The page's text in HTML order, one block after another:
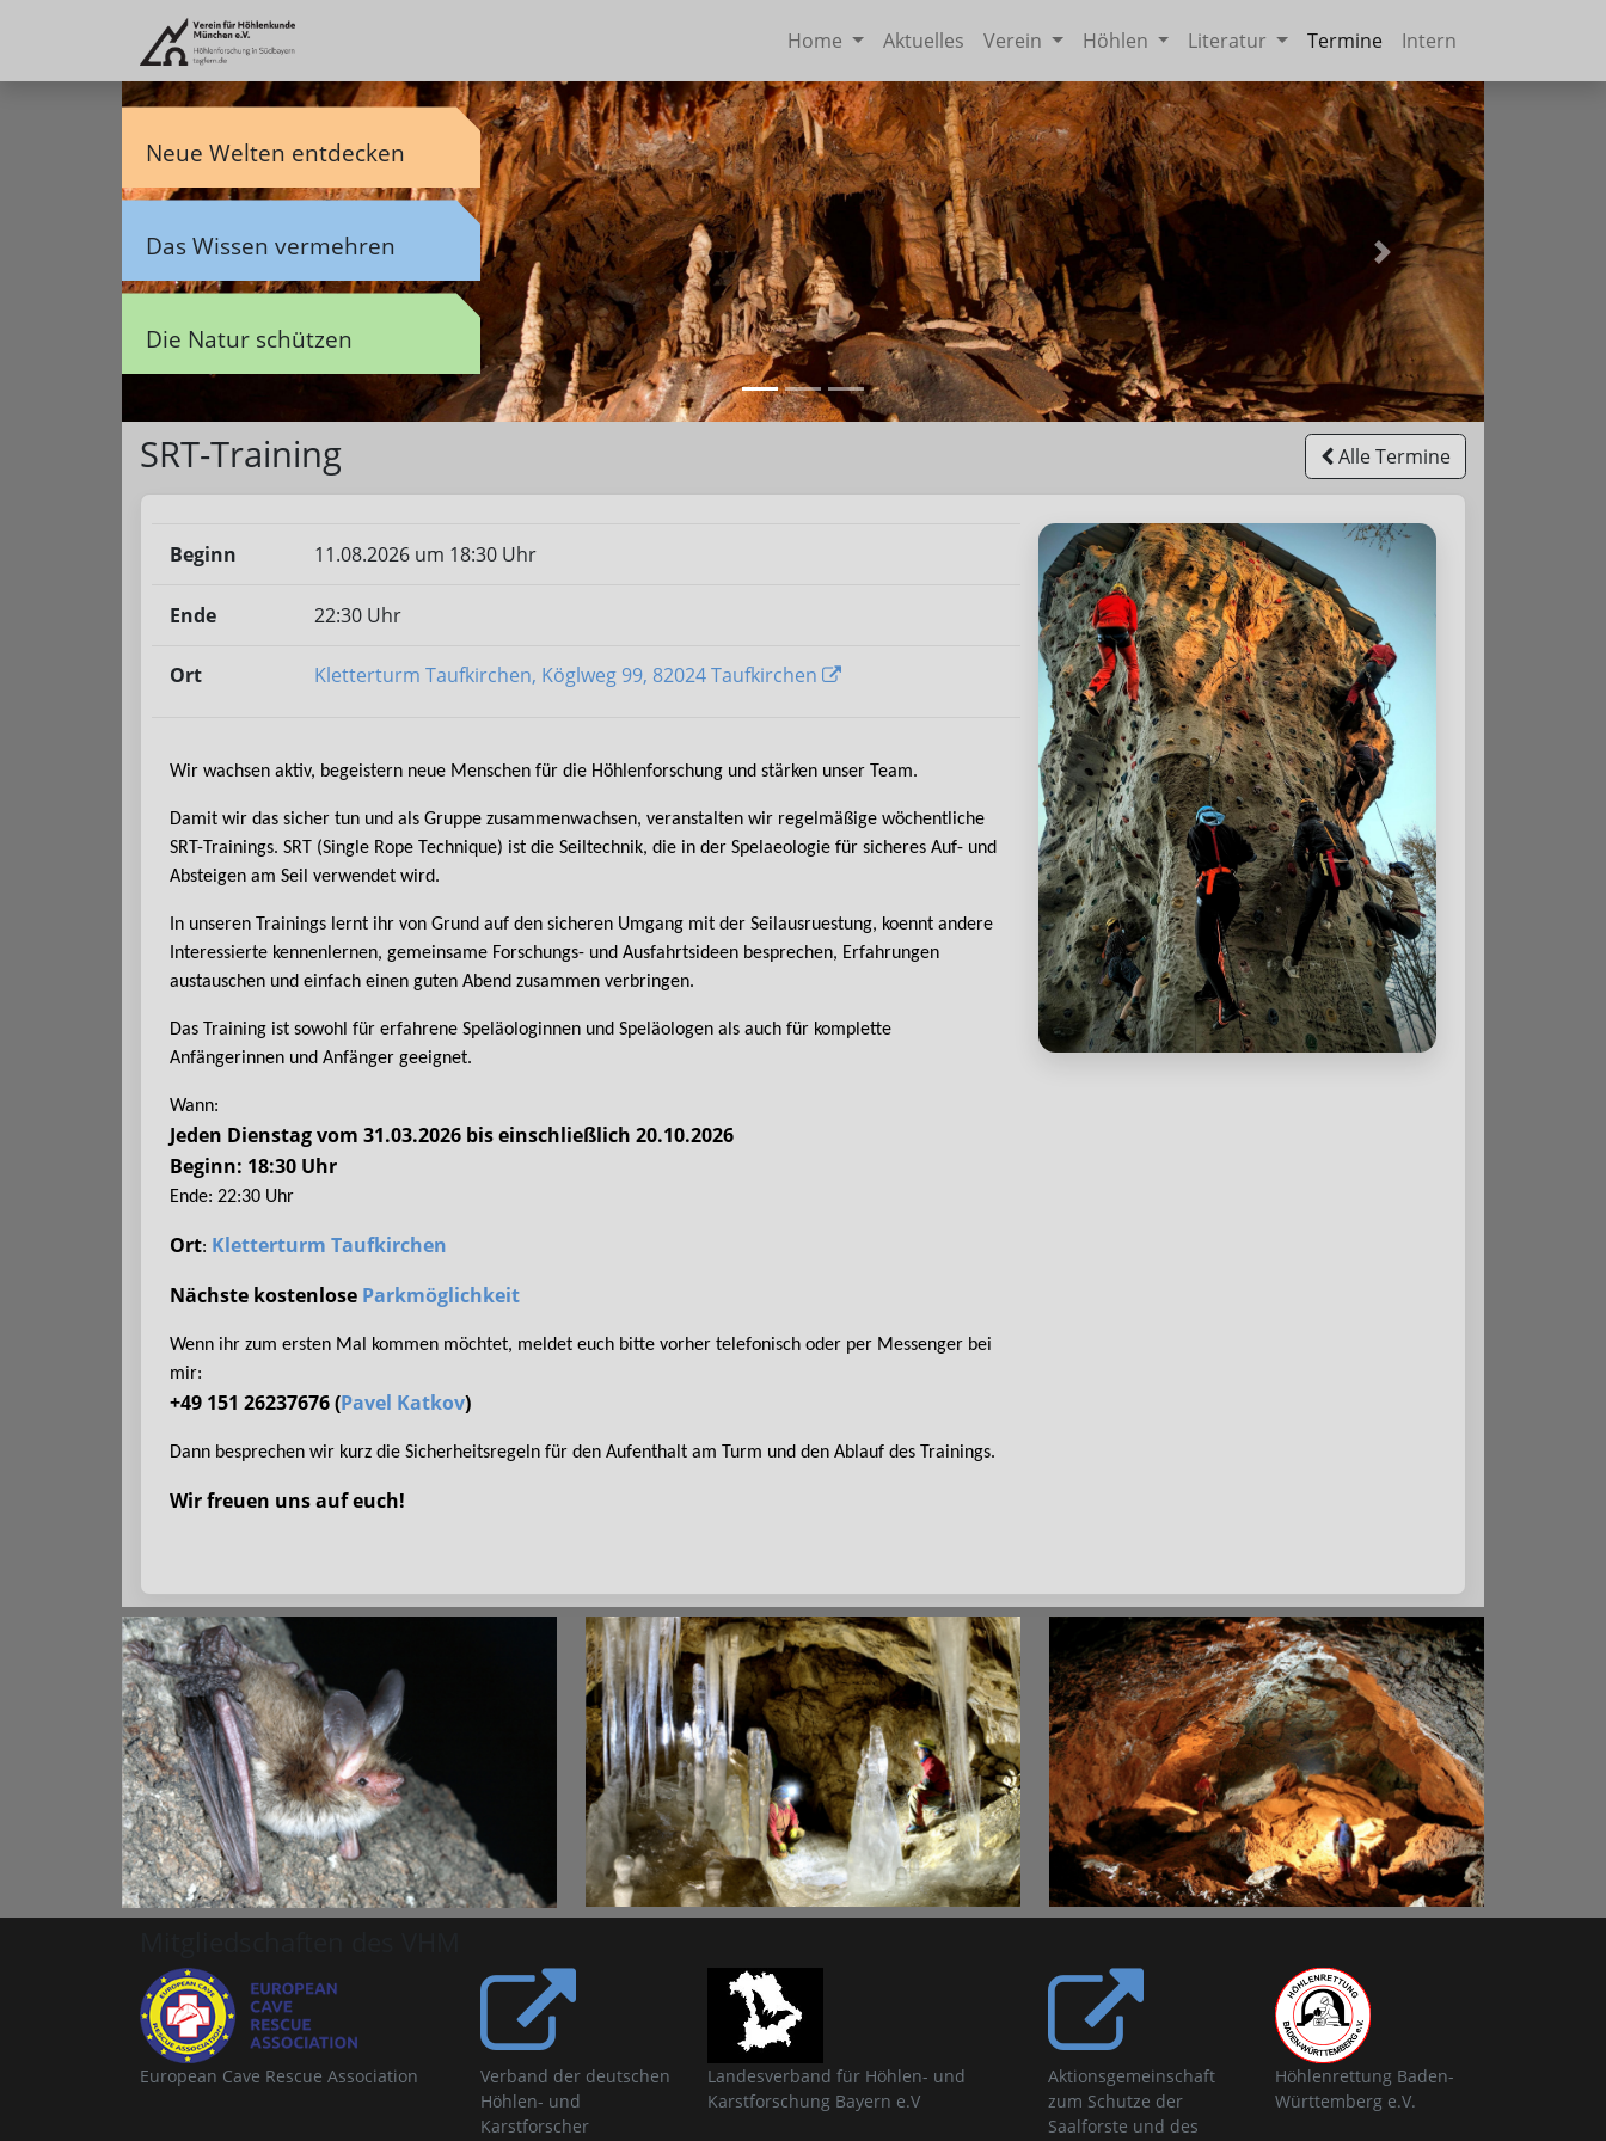
Home Aktuelles Verein Höhlen Literatur Termine Intern
Neue Welten entdecken
Das Wissen vermehren
Die Natur schützen
Weiter
SRT-Training Alle Termine
Beginn 11.08.2026 um 18:30 Uhr
Ende 22:30 Uhr
Ort Kletterturm Taufkirchen, Köglweg 99, 82024 Taufkirchen
Wir wachsen aktiv, begeistern neue Menschen für die Höhlenforschung und stärken unser Team.
Damit wir das sicher tun und als Gruppe zusammenwachsen, veranstalten wir regelmäßige wöchentliche
SRT-Trainings. SRT (Single Rope Technique) ist die Seiltechnik, die in der Spelaeologie für sicheres Auf- und
Absteigen am Seil verwendet wird.
In unseren Trainings lernt ihr von Grund auf den sicheren Umgang mit der Seilausruestung, koennt andere
Interessierte kennenlernen, gemeinsame Forschungs- und Ausfahrtsideen besprechen, Erfahrungen
austauschen und einfach einen guten Abend zusammen verbringen.
Das Training ist sowohl für erfahrene Speläologinnen und Speläologen als auch für komplette
Anfängerinnen und Anfänger geeignet.
Wann:
Jeden Dienstag vom 31.03.2026 bis einschließlich 20.10.2026
Beginn: 18:30 Uhr
Ende: 22:30 Uhr
Ort: Kletterturm Taufkirchen
Nächste kostenlose Parkmöglichkeit
Wenn ihr zum ersten Mal kommen möchtet, meldet euch bitte vorher telefonisch oder per Messenger bei
mir:
+49 151 26237676 (Pavel Katkov)
Dann besprechen wir kurz die Sicherheitsregeln für den Aufenthalt am Turm und den Ablauf des Trainings.
Wir freuen uns auf euch!
European Cave Rescue Association
Verband der deutschen
Höhlen- und
Karstforscher
Landesverband für Höhlen- und
Karstforschung Bayern e.V
Aktionsgemeinschaft
zum Schutze der
Saalforste und des
Höhlenrettung Baden-
Württemberg e.V.